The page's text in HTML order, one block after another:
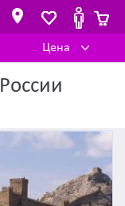
Цена